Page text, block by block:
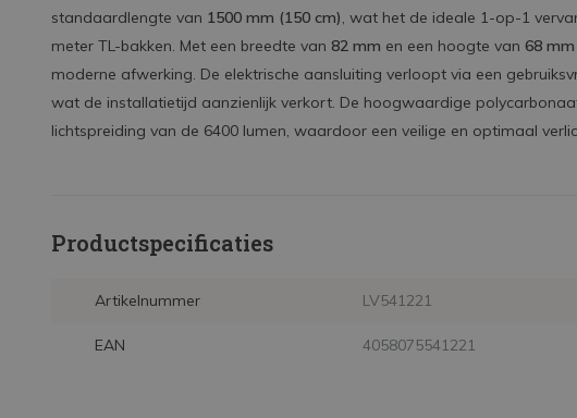
standaardlengte van 1500 mm (150 cm), wat het de ideale 1-op-1
meter TL-bakken. Met een breedte van 82 mm en een hoogte van 68 mm
moderne afwerking. De elektrische aansluiting verloopt via een
wat de installatietijd aanzienlijk verkort. De hoogwaardige
lichtspreiding van de 6400 lumen, waardoor een veilige en optimaal
Productspecificaties
Artikelnummer LV541221
EAN 4058075541221